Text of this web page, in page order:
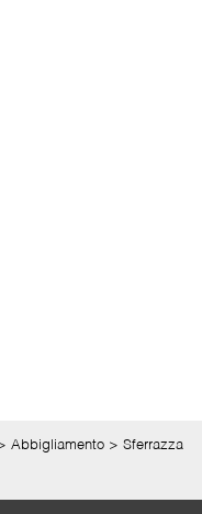
Abbigliamento > Sferrazza